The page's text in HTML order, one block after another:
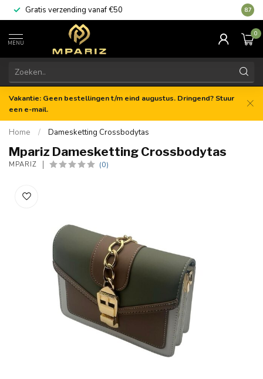
Gratis verzending vanaf €50 8.7
MENU
0
Vakantie: Geen bestellingen t/m eind augustus. Dringend? Stuur
een e-mail.
Home / Damesketting Crossbodytas
Mpariz Damesketting Crossbodytas
MPARIZ (0)